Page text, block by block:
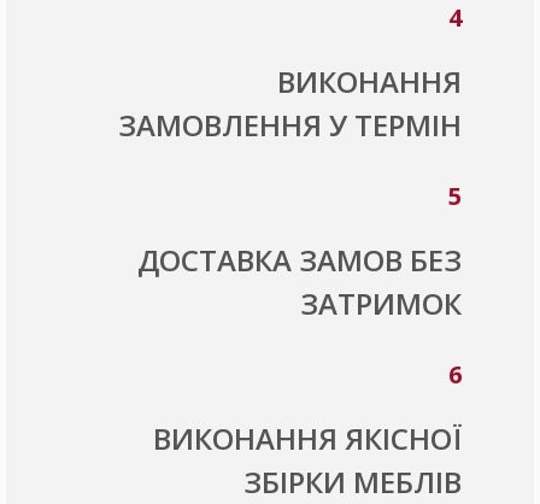
4
ВИКОНАННЯ
ЗАМОВЛЕННЯ У ТЕРМІН
5
ДОСТАВКА ЗАМОВ БЕЗ
ЗАТРИМОК
6
ВИКОНАННЯ ЯКІСНОЇ
ЗБІРКИ МЕБЛІВ